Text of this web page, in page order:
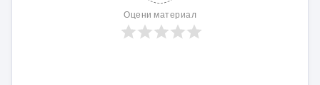
Оцени материал